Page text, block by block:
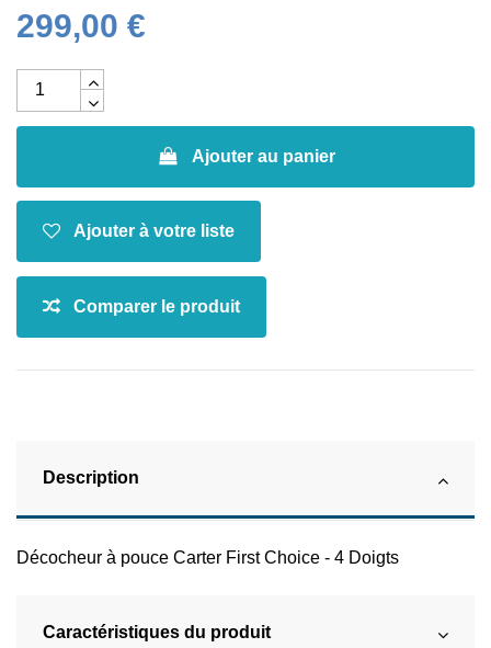
299,00 €
Ajouter au panier
Description
Décocheur à pouce Carter First Choice - 4 Doigts
Caractéristiques du produit